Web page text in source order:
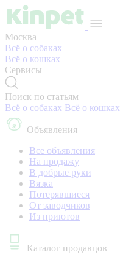
Москва
Всё о собаках
Всё о кошках
Сервисы
Поиск по статьям
Всё о собаках Всё о кошках
Объявления
Все объявления
На продажу
В добрые руки
Вязка
Потерявшиеся
От заводчиков
Из приютов
Каталог продавцов